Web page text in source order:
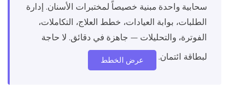
سحابية واحدة مبنية خصيصاً لمختبرات الأسنان. إدارة
الطلبات، بوابة العيادات، خطط العلاج، التكاملات،
الفوترة، والتحليلات — جاهزة في دقائق. لا حاجة
لبطاقة ائتمان.
عرض الخطط